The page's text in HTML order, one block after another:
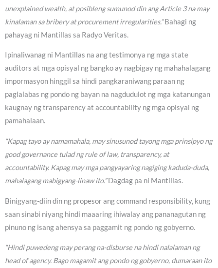
unexplained wealth, at posibleng sumunod din ang Article 3 na may
kinalaman sa bribery at procurement irregularities.”Bahagi ng
pahayag ni Mantillas sa Radyo Veritas.
Ipinaliwanag ni Mantillas na ang testimonya ng mga state
auditors at mga opisyal ng bangko ay nagbigay ng mahahalagang
impormasyon hinggil sa hindi pangkaraniwang paraan ng
paglalabas ng pondo ng bayan na nagdudulot ng mga katanungan
kaugnay ng transparency at accountability ng mga opisyal ng
pamahalaan.
“Kapag tayo ay namamahala, may sinusunod tayong mga prinsipyo ng
good governance tulad ng rule of law, transparency, at
accountability. Kapag may mga pangyayaring nagiging kaduda-duda,
mahalagang mabigyang-linaw ito.”Dagdag pa ni Mantillas.
Binigyang-diin din ng propesor ang command responsibility, kung
saan sinabi niyang hindi maaaring ihiwalay ang pananagutan ng
pinuno ng isang ahensya sa paggamit ng pondo ng gobyerno.
“Hindi puwedeng may perang na-disburse na hindi nalalaman ng
head of agency. Bago magamit ang pondo ng gobyerno, dumaraan ito